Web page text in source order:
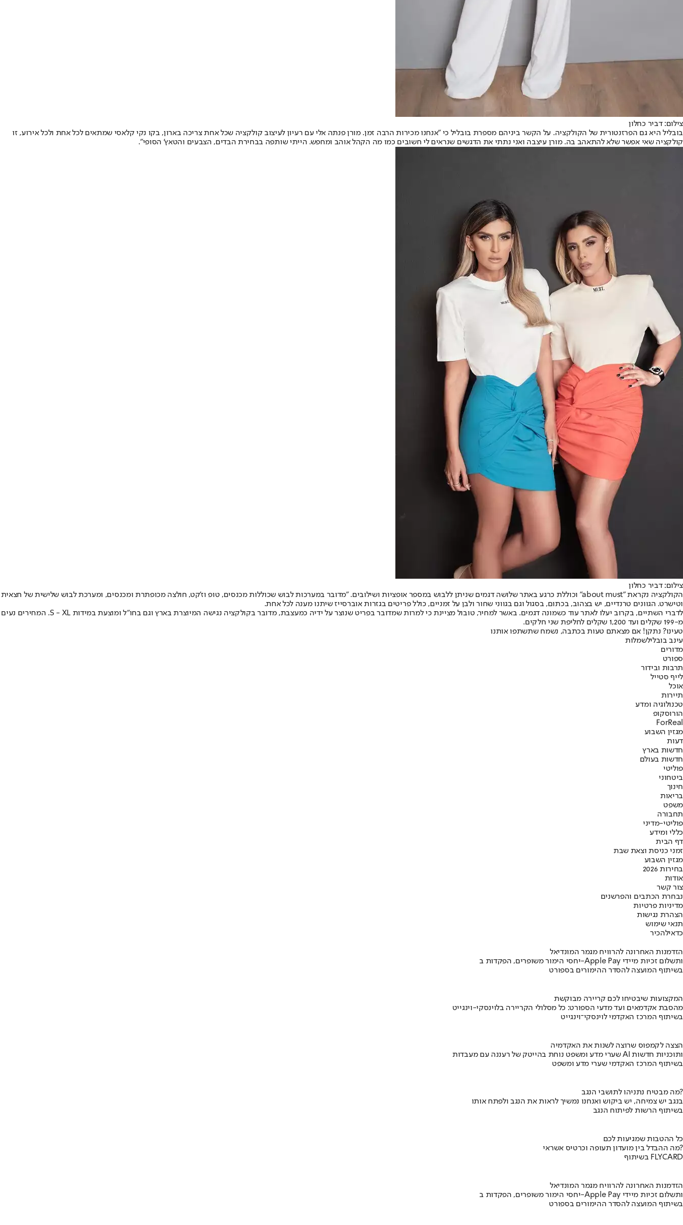
צילום: דביר כחלון
בובליל היא גם הפרזנטורית של הקולקציה. על הקשר ביניהם מספרת בובליל כי "אנחנו מכירות הרבה זמן. מורן פנתה אלי עם רעיון לעיצוב קולקציה שכל אחת צריכה בארון, בקו נקי קלאסי שמתאים לכל אחת ולכל אירוע, זו
קולקציה שאי אפשר שלא להתאהב בה. מורן עיצבה ואני נתתי את הדגשים שנראים לי חשובים כמו מה הקהל אוהב ומחפש. הייתי שותפה בבחירת הבדים, הצבעים והטאץ' הסופי".
צילום: דביר כחלון
הקולקציה נקראת "about must" וכוללת כרגע באתר שלושה דגמים שניתן ללבוש במספר אופציות ושילובים. "מדובר במערכות לבוש שכוללות מכנסים, טופ וז'קט, חולצה מכופתרת ומכנסים, ומערכת לבוש שלישית של חצאית
וטישרט. הגוונים טרנדיים, יש בצהוב, בכתום, בסגול וגם בגווני שחור ולבן על זמניים, כולל פריטים בגזרות אוברסייז שיתנו מענה לכל אחת.
לדברי השתיים, בקרוב יעלו לאתר עוד כשמונה דגמים. באשר למחיר, טובול מציינת כי למרות שמדובר בפריט שנוצר על ידיה כמעצבת, מדובר בקולקציה נגישה המיוצרת בארץ וגם בחו"ל ומוצעת במידות S - XL. המחירים נעים
מ-199 שקלים ועד 1,200 שקלים לחליפת שני חלקים.
טעינו? נתקן! אם מצאתם טעות בכתבה, נשמח שתשתפו אותנו
עינב בובלילשמלות
מדורים
ספורט
תרבות ובידור
לייף סטייל
אוכל
תיירות
טכנולוגיה ומדע
הורוסקופ
ForReal
מגזין השבוע
דעות
חדשות בארץ
חדשות בעולם
פוליטי
ביטחוני
חינוך
בריאות
משפט
תחבורה
פוליטי-מדיני
כללי ומידע
דף הבית
זמני כניסת וצאת שבת
מגזין השבוע
בחירות 2026
אודות
צור קשר
נבחרת הכתבים והפרשנים
מדיניות פרטיות
הצהרת נגישות
תנאי שימוש
כדאילהכיר
הזדמנות האחרונה להרוויח מגמר המונדיאל
יחסי הימור משופרים, הפקדות ב-Apple Pay ותשלום זכיות מיידי
בשיתוף המועצה להסדר ההימורים בספורט
המקצועות שיבטיחו לכם קריירה מבוקשת
מהסבת אקדמאים ועד מדעי הספורט: כל מסלולי הקריירה בלוינסקי-וינגייט
בשיתוף המרכז האקדמי לוינסקי־וינגייט
הצצה לקמפוס שרוצה לשנות את האקדמיה
שערי מדע ומשפט נוחת בהייטק של רעננה עם מעבדות AI ותוכניות חדשות
בשיתוף המרכז האקדמי שערי מדע ומשפט
מה מבטיח נתניהו לתושבי הנגב?
בנגב יש צמיחה, יש ביקוש ואנחנו נמשיך לראות את הנגב ולפתח אותו
בשיתוף הרשות לפיתוח הנגב
כל ההטבות שמגיעות לכם
מה ההבדל בין מועדון תעופה וכרטיס אשראי?
בשיתוף FLYCARD
הזדמנות האחרונה להרוויח מגמר המונדיאל
יחסי הימור משופרים, הפקדות ב-Apple Pay ותשלום זכיות מיידי
בשיתוף המועצה להסדר ההימורים בספורט